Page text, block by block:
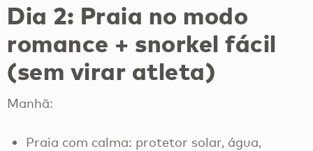
Dia 2: Praia no modo
romance + snorkel fácil
(sem virar atleta)
Manhã:
Praia com calma: protetor solar, água,